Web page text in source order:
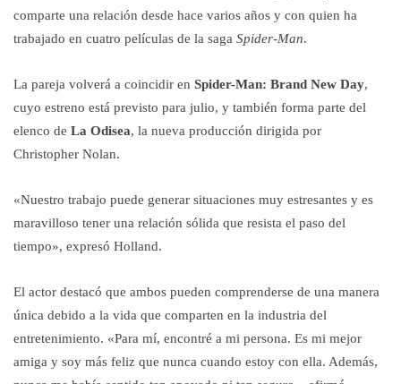
comparte una relación desde hace varios años y con quien ha
trabajado en cuatro películas de la saga Spider-Man.
La pareja volverá a coincidir en Spider-Man: Brand New Day,
cuyo estreno está previsto para julio, y también forma parte del
elenco de La Odisea, la nueva producción dirigida por
Christopher Nolan.
«Nuestro trabajo puede generar situaciones muy estresantes y es
maravilloso tener una relación sólida que resista el paso del
tiempo», expresó Holland.
El actor destacó que ambos pueden comprenderse de una manera
única debido a la vida que comparten en la industria del
entretenimiento. «Para mí, encontré a mi persona. Es mi mejor
amiga y soy más feliz que nunca cuando estoy con ella. Además,